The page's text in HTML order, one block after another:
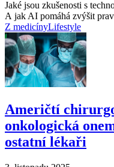
Jaké jsou zkušenosti s
A jak AI pomáhá zvýšit
Z medicínyLifestyle
Američtí
onkologická
ostatní lékaři